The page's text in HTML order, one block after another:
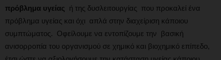
πρόβλημα υγείας
ή της δυσλειτουργίας που προκαλεί ένα
πρόβλημα υγείας και όχι απλά στην διαχείριση κάποιου
συμπτώματος. Οφείλουμε να εντοπίζουμε την βασική
ανισορροπία του οργανισμού σε χημικό και βιοχημικό επίπεδο,